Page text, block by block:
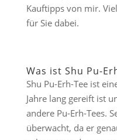
Kauftipps von mir.
für Sie dabei.
Was ist Shu Pu-
Shu Pu-Erh-Tee ist
Jahre lang gereift ist
andere Pu-Erh-Tees.
überwacht, da er